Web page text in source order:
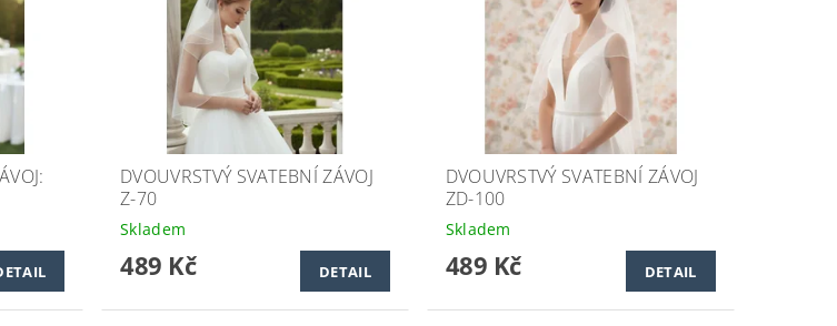
DVOUVRSTVÝ SVATEBNÍ ZÁVOJ
Z-70
Skladem
489 Kč DETAIL
DVOUVRSTVÝ SVATEBNÍ ZÁVOJ
ZD-100
Skladem
489 Kč DETAIL